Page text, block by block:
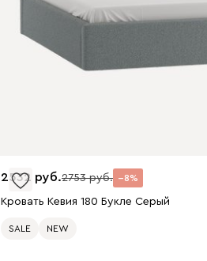
2532 2753 8
Кровать Кевия 180 Букле Серый
SALE NEW